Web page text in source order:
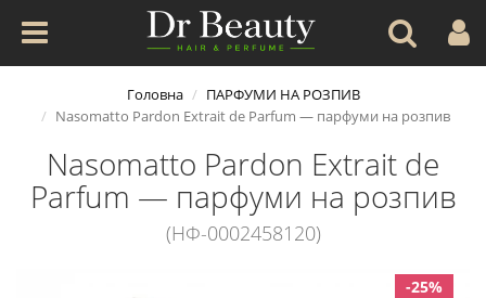
Головна
ПАРФУМИ НА РОЗПИВ
Nasomatto Pardon Extrait de Parfum — парфуми на розпив
Nasomatto Pardon Extrait de
Parfum — парфуми на розпив
(НФ-0002458120)
-25%